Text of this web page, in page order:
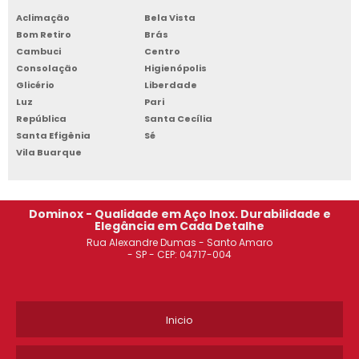
ARMÁRIO DE AÇO 6 PORTAS SACOMÃ
COMPRAR ESTANTE DE AÇO SOROCABA
ESTANTE DE AÇO PARA ARQUIVO GUARULHOS
ARMÁRIO DE AÇO SACOMÃ
ARMÁRIO DE AÇO 4 PORTAS OSASCO
ARMÁRIO DE AÇO REFORÇADO SÃO JOSÉ DOS CAMPOS
ARMÁRIO DE AÇO 4 PORTAS CAMPINAS
Aclimação
Bela Vista
Bom Retiro
Brás
Cambuci
Centro
Consolação
Higienópolis
Glicério
Liberdade
Luz
Pari
República
Santa Cecília
Santa Efigênia
Sé
Vila Buarque
Dominox - Qualidade em Aço Inox. Durabilidade e
Elegância em Cada Detalhe
Rua Alexandre Dumas - Santo Amaro
- SP - CEP: 04717-004
Inicio